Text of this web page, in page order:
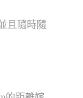
且隨時隨